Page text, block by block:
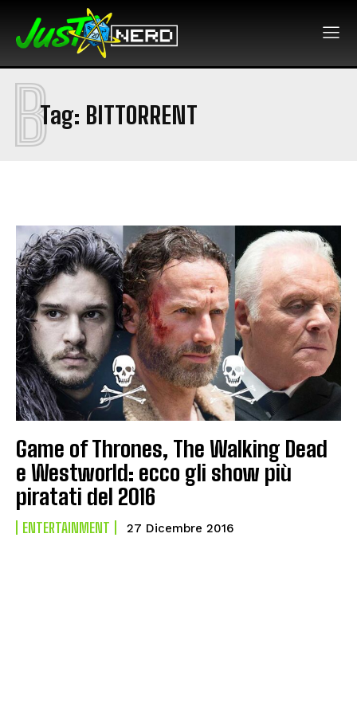
Tag: BITTORRENT
B
Game of Thrones, The Walking Dead
e Westworld: ecco gli show più
piratati del 2016
ENTERTAINMENT 27 Dicembre 2016